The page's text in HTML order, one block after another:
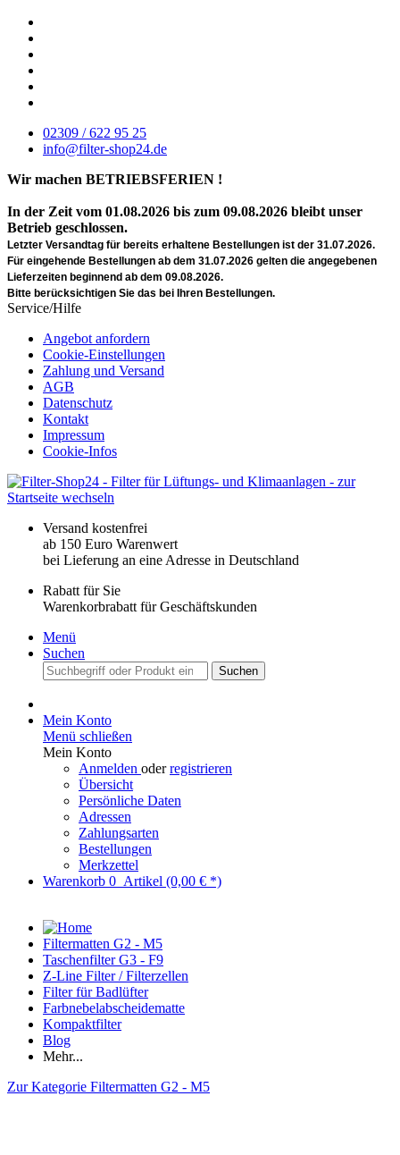
02309 / 622 95 25
info@filter-shop24.de
Wir machen BETRIEBSFERIEN !
In der Zeit vom 01.08.2026 bis zum 09.08.2026 bleibt unser
Betrieb geschlossen.
Letzter Versandtag für bereits erhaltene Bestellungen ist der 31.07.2026.
Für eingehende Bestellungen ab dem 31.07.2026 gelten die angegebenen
Lieferzeiten beginnend ab dem 09.08.2026.
Bitte berücksichtigen Sie das bei Ihren Bestellungen.
Service/Hilfe
Angebot anfordern
Cookie-Einstellungen
Zahlung und Versand
AGB
Datenschutz
Kontakt
Impressum
Cookie-Infos
Versand kostenfrei
ab 150 Euro Warenwert
bei Lieferung an eine Adresse in Deutschland
Rabatt für Sie
Warenkorbrabatt für Geschäftskunden
Menü
Suchen
Suchen
Mein Konto
Menü schließen
Mein Konto
Anmelden oderregistrieren
Übersicht
Persönliche Daten
Adressen
Zahlungsarten
Bestellungen
Merkzettel
Warenkorb 0 Artikel (0,00 € *)
Filtermatten G2 - M5
Taschenfilter G3 - F9
Z-Line Filter / Filterzellen
Filter für Badlüfter
Farbnebelabscheidematte
Kompaktfilter
Blog
Mehr...
Zur Kategorie Filtermatten G2 - M5